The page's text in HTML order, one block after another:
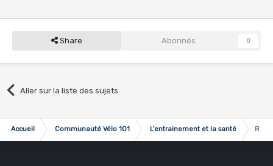
Share Abonnés 0
Aller sur la liste des sujets
Accueil Communauté Vélo 101 L'entrainement et la santé